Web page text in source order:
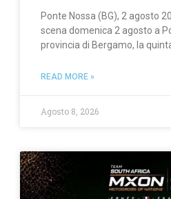
Ponte Nossa (BG), 2 agosto
scena domenica 2 agosto a
provincia di Bergamo, la
READ MORE »
Agosto 8, 2026